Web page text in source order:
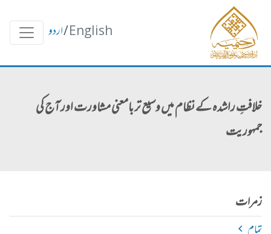
English
/اردو
خلافتِ راشدہ کے نظام میں وسیع تر بامعنی مشاورت اور آج کی
جمہوریت
زمرات